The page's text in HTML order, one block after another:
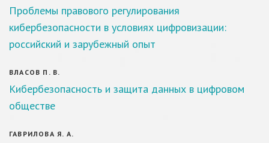
Проблемы правового регулирования
кибербезопасности в условиях цифровизации:
российский и зарубежный опыт
ВЛАСОВ П. В.
Кибербезопасность и защита данных в цифровом
обществе
ГАВРИЛОВА Я. А.